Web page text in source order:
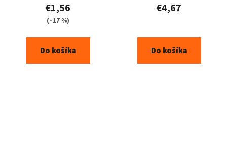
€1,56
(–17 %)
Do košíka
€4,67
Do košíka